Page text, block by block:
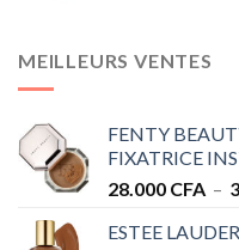
MEILLEURS VENTES
FENTY
FIXATRICE
28.000 CFA –
ESTEE